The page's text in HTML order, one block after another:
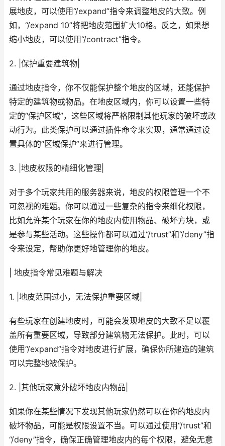
展地皮，可以使用“/expand”指令来调整地皮的大致。例
如，“/expand 10”将把地皮范围扩大10格。反之，如果想
缩小地皮，可以使用“/contract”指令。
2. |保护重要建筑物|
通过地皮指令，你不仅能保护整个地皮的区域，还能保护
特定的建筑物或物品。在地皮区域内，你可以设置一些特
定的“保护区域”，这些区域将严格限制其他玩家的破坏或改
动行为。此类保护可以通过插件命令来实现，通常通过设
置具体的“区域保护”来进行管理。
3. |地皮权限的精细化管理|
对于多个玩家共用的服务器来说，地皮的权限管理一个不
可忽视的难题。你可以通过一些复杂的指令来细化权限，
比如允许某个玩家在你的地皮内使用物品、破坏方块，或
是参与某些活动。这些操作都可以通过“/trust”和“/deny”指
令来设定，帮助你更好地管理你的地皮。
| 地皮指令常见难题与解决
1. |地皮范围过小，无法保护重要区域|
有些玩家在创建地皮时，可能会发现地皮的大致不足以覆
盖所有重要区域，导致部分建筑物无法保护。此时，可以
使用“/expand”指令对地皮进行扩展，确保你所建造的建筑
可以完整地被保护。
2. |其他玩家意外破坏地皮内物品|
如果你在某些情况下发现其他玩家仍然可以在你的地皮内
破坏物品，可能是权限设置不当。可以通过使用“/trust”和
“/deny”指令，确保正确管理地皮内的每个权限，避免无意